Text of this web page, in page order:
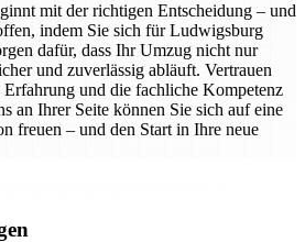
mit der richtigen Entscheidung – und
indem Sie sich für Ludwigsburg
dafür, dass Ihr Umzug nicht nur
und zuverlässig abläuft. Vertrauen
Erfahrung und die fachliche Kompetenz
an Ihrer Seite können Sie sich auf eine
freuen – und den Start in Ihre neue